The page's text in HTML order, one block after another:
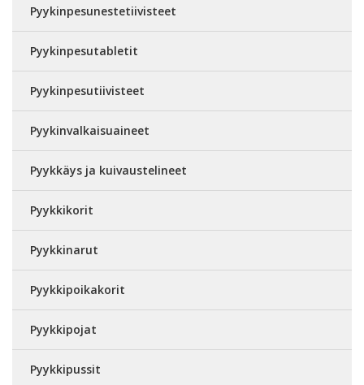
Pyykinpesunestetiivisteet
Pyykinpesutabletit
Pyykinpesutiivisteet
Pyykinvalkaisuaineet
Pyykkäys ja kuivaustelineet
Pyykkikorit
Pyykkinarut
Pyykkipoikakorit
Pyykkipojat
Pyykkipussit